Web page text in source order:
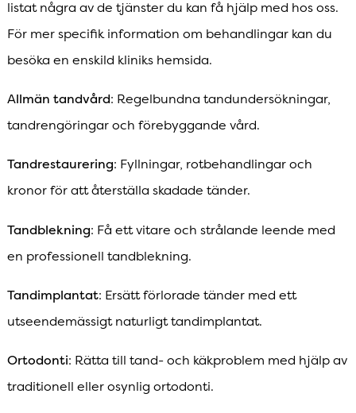
listat några av de tjänster du kan få hjälp med hos oss.
För mer specifik information om behandlingar kan du
besöka en enskild kliniks hemsida.
Allmän tandvård: Regelbundna tandundersökningar,
tandrengöringar och förebyggande vård.
Tandrestaurering: Fyllningar, rotbehandlingar och
kronor för att återställa skadade tänder.
Tandblekning: Få ett vitare och strålande leende med
en professionell tandblekning.
Tandimplantat: Ersätt förlorade tänder med ett
utseendemässigt naturligt tandimplantat.
Ortodonti: Rätta till tand- och käkproblem med hjälp av
traditionell eller osynlig ortodonti.